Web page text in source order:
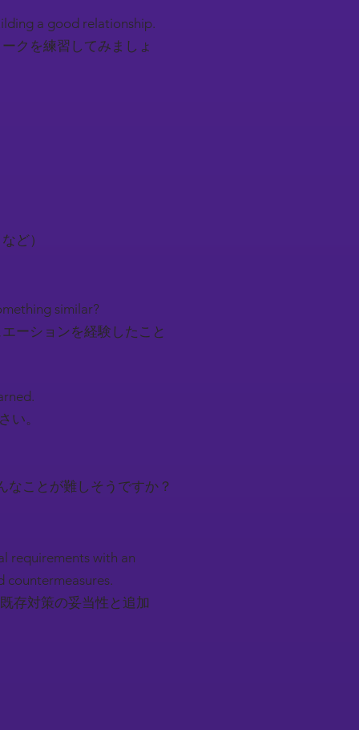
a good relationship.
クを練習してみましょ
ど）
similar?
ーションを経験したこと
い。
ことが難しそうですか？
requirements with an
countermeasures.
存対策の妥当性と追加